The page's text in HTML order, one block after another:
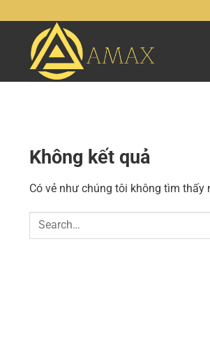
đến
Không kết quả
Có vẻ như chúng tôi không tìm